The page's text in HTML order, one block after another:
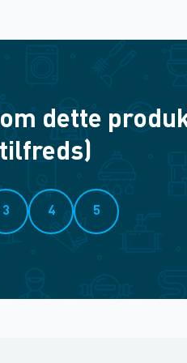
dette
3 4 5